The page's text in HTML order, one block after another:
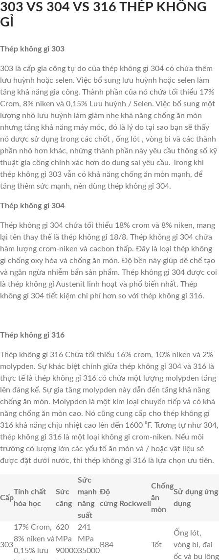
303 VS 304 VS 316 THÉP KHÔNG
GỈ
Thép không gỉ 303
303 là cấp gia công tự do của thép không gỉ 304 có chứa thêm
lưu huỳnh hoặc selen. Việc bổ sung lưu huỳnh hoặc selen làm
tăng khả năng gia công. Thành phần của nó chứa tối thiểu 17%
Crom, 8% niken và 0,15% Lưu huỳnh / Selen. Việc bổ sung một
lượng nhỏ lưu huỳnh làm giảm nhẹ khả năng chống ăn mòn
nhưng tăng khả năng máy móc, đó là lý do tại sao bạn sẽ thấy
nó được sử dụng trong các chốt , ống lót , vòng bi và các thành
phần nhỏ hơn khác, những thành phần này yêu cầu thông số kỹ
thuật gia công chính xác hơn do dung sai yêu cầu. Trong khi
thép không gỉ 303 vẫn có khả năng chống ăn mòn mạnh, để
tăng thêm sức mạnh, nên dùng thép không gỉ 304.
Thép không gỉ 304
Thép không gỉ 304 chứa tối thiểu 18% crom và 8% niken, mang
lại tên thay thế là thép không gỉ 18/8. Thép không gỉ 304 chứa
hàm lượng crom-niken và cacbon thấp. Đây là loại thép không
gỉ chống oxy hóa và chống ăn mòn. Độ bền này giúp dễ chế tạo
và ngăn ngừa nhiễm bẩn sản phẩm. Thép không gỉ 304 được coi
là thép không gỉ Austenit linh hoạt và phổ biến nhất. Thép
không gỉ 304 tiết kiệm chi phí hơn so với thép không gỉ 316.
Thép không gỉ 316
Thép không gỉ 316 Chứa tối thiểu 16% crom, 10% niken và 2%
molypden. Sự khác biệt chính giữa thép không gỉ 304 và 316 là
thực tế là thép không gỉ 316 có chứa một lượng molypden tăng
lên đáng kể. Sự gia tăng molypden này dẫn đến tăng khả năng
chống ăn mòn. Molypden là một kim loại chuyển tiếp và có khả
năng chống ăn mòn cao. Nó cũng cung cấp cho thép không gỉ
316 khả năng chịu nhiệt cao lên đến 1600 ⁰F. Tương tự như 304,
thép không gỉ 316 là một loại không gỉ crom-niken. Nếu môi
trường có lượng lớn các yếu tố ăn mòn và / hoặc vật liệu sẽ
được đặt dưới nước, thì thép không gỉ 316 là lựa chọn ưu tiên.
Cấp
Tính chất
hóa học
Sức
căng
Sức
mạnh
năng
suất
Độ
cứng Rockwell
Chống
ăn
mòn
Sử dụng ứng
dụng
303
17% Crom,
8% niken và
0,15% lưu
620
MPa
90000
241
MPa
35000
B84 Tốt
Ống lót,
vòng bi, đai
ốc và bu lông